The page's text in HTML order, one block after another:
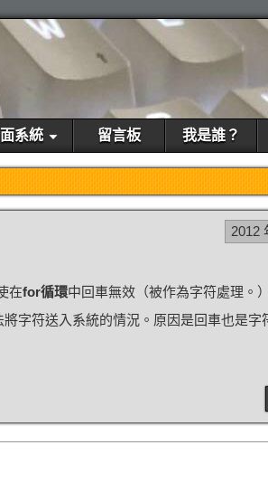
系統 留言板 我是誰？
2012
在for循環中回車無效（被作為字符處理。
字符送入系統的情況。原因是回車也是字